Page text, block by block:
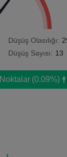
Düşüş Olasılığı:
Düşüş Sayısı: 13
Noktalar (0.09%)